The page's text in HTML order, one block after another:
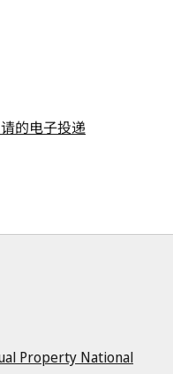
的电子投递
Property National